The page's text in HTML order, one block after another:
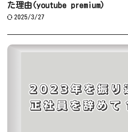
た理由(youtube premium)
2025/3/27